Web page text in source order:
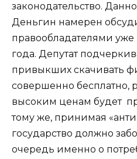
законодательство.
Деньгин намерен
правообладателями уже
года. Депутат
привыкших скачивать
совершенно бесплатно,
высоким ценам будет
тому же, принимая
государство должно
очередь именно о